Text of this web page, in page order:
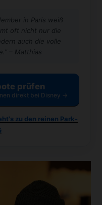
in Paris weiß
oft nicht nur die
auch die volle
– Matthias
prüfen
direkt bei Disney →
zu den reinen Park-